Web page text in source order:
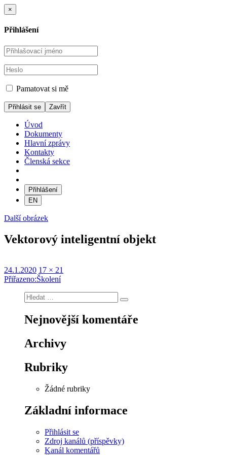
×
Přihlášení
Pamatovat si mě
Zavřít
Úvod
Dokumenty
Hlavní zprávy
Kontakty
Členská sekce
Přihlášení
EN
Další obrázek
Vektorový inteligentní objekt
Publikováno:
24.1.2020 Původní
velikost:
17 × 21
Navigace
Přiřazeno:Školení
Hledat:
Hledání
Nejnovější komentáře
Archivy
Rubriky
Žádné rubriky
Základní informace
Přihlásit se
Zdroj kanálů (příspěvky)
Kanál komentářů